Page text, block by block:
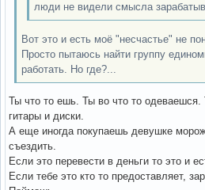
люди не видели смысла
Вот это и есть моё "несчастье" не
Просто пытаюсь найти группу
работать. Но где?...
Ты что то ешь. Ты во что то одеваешся.
гитары и диски.
А еще иногда покупаешь девушке
съездить.
Если это перевести в деньги то это и
Если тебе это кто то предоставляет,